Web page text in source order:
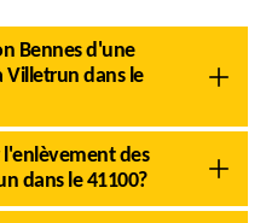
Bennes d'une
Villetrun dans le
des
dans le 41100?